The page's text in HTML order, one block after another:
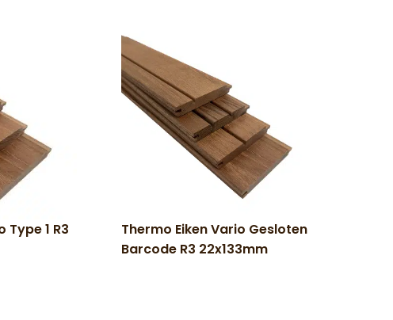
Type 1 R3
Thermo Eiken Vario Gesloten
Barcode R3 22x133mm